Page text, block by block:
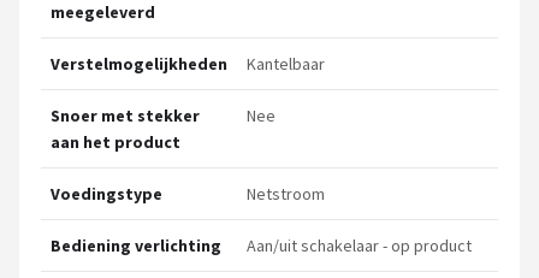
meegeleverd
Verstelmogelijkheden Kantelbaar
Snoer met stekker
aan het product
Nee
Voedingstype Netstroom
Bediening verlichting Aan/uit schakelaar - op product